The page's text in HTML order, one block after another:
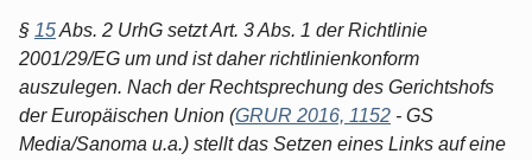
§ 15Abs. 2 UrhG setzt Art. 3 Abs. 1 der Richtlinie
2001/29/EG um und ist daher richtlinienkonform
auszulegen. Nach der Rechtsprechung des Gerichtshofs
der Europäischen Union (GRUR 2016, 1152 - GS
Media/Sanoma u.a.) stellt das Setzen eines Links auf eine